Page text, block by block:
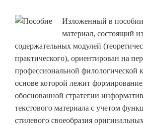
Изложенный в
материал, состоящий
содержательных модулей
практического), ориентирован на
профессиональной филологической
основе которой лежит
обоснованной стратегии
текстового материала с учетом
стилевого своеобразия